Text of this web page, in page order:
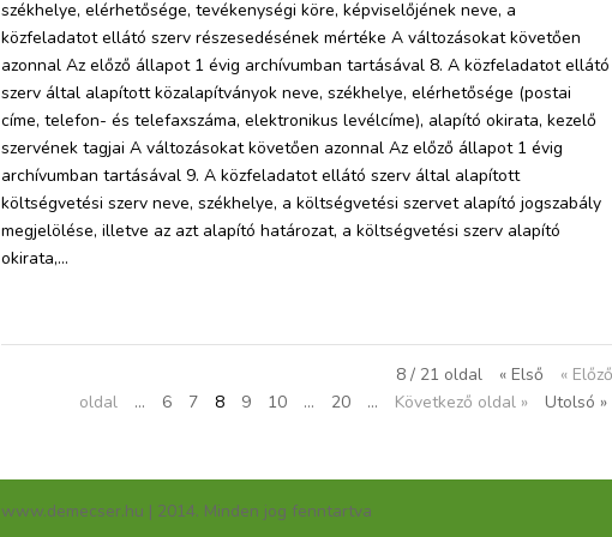
székhelye, elérhetősége, tevékenységi köre, képviselőjének neve, a
közfeladatot ellátó szerv részesedésének mértéke A változásokat követően
azonnal Az előző állapot 1 évig archívumban tartásával 8. A közfeladatot ellátó
szerv által alapított közalapítványok neve, székhelye, elérhetősége (postai
címe, telefon- és telefaxszáma, elektronikus levélcíme), alapító okirata, kezelő
szervének tagjai A változásokat követően azonnal Az előző állapot 1 évig
archívumban tartásával 9. A közfeladatot ellátó szerv által alapított
költségvetési szerv neve, székhelye, a költségvetési szervet alapító jogszabály
megjelölése, illetve az azt alapító határozat, a költségvetési szerv alapító
okirata,...
8 / 21 oldal « Első
« Előző
oldal
... 6 7 8 9 10 ... 20 ... Következő oldal » Utolsó »
www.demecser.hu | 2014. Minden jog fenntartva